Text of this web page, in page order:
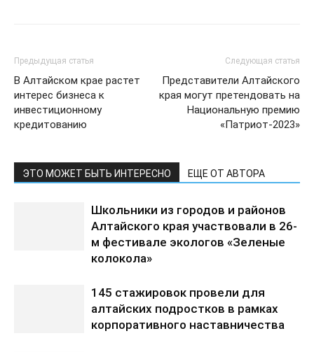
Предыдущая статья
В Алтайском крае растет
интерес бизнеса к
инвестиционному
кредитованию
Следующая статья
Представители Алтайского
края могут претендовать на
Национальную премию
«Патриот-2023»
ЭТО МОЖЕТ БЫТЬ ИНТЕРЕСНО ЕЩЕ ОТ АВТОРА
Школьники из городов и районов
Алтайского края участвовали в 26-
м фестивале экологов «Зеленые
колокола»
145 стажировок провели для
алтайских подростков в рамках
корпоративного наставничества